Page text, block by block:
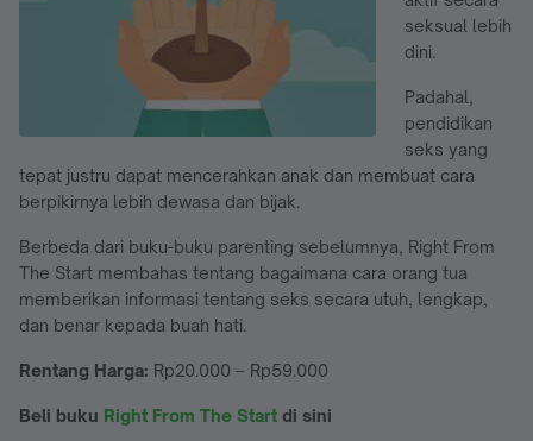
seksual lebih
dini.
Padahal,
pendidikan
seks yang
tepat justru dapat mencerahkan anak dan membuat cara
berpikirnya lebih dewasa dan bijak.
Berbeda dari buku-buku parenting sebelumnya, Right From
The Start membahas tentang bagaimana cara orang tua
memberikan informasi tentang seks secara utuh, lengkap,
dan benar kepada buah hati.
Rentang Harga: Rp20.000 – Rp59.000
Beli buku Right From The Start di sini